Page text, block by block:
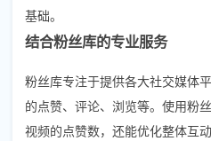
基础。
结合粉丝库的专业服务
粉丝库专注于提供各大社交媒体
的点赞、评论、浏览等。使用粉
视频的点赞数，还能优化整体互